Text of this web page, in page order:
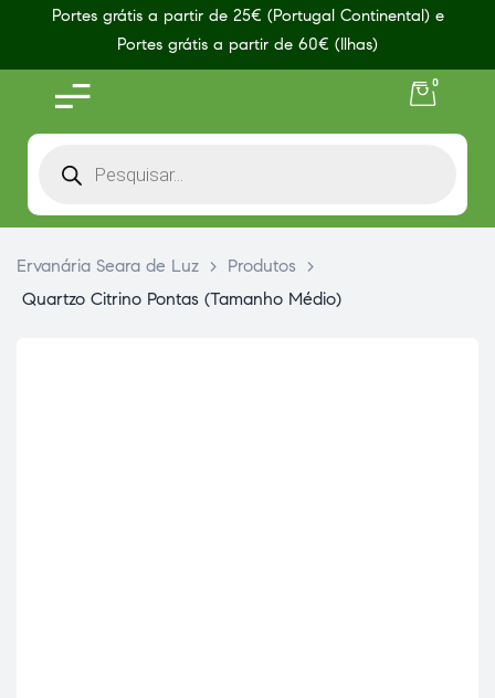
Portes grátis a partir de 25€ (Portugal Continental) e
Portes grátis a partir de 60€ (Ilhas)
0
Ervanária Seara de Luz > Produtos
>
Quartzo Citrino Pontas (Tamanho Médio)